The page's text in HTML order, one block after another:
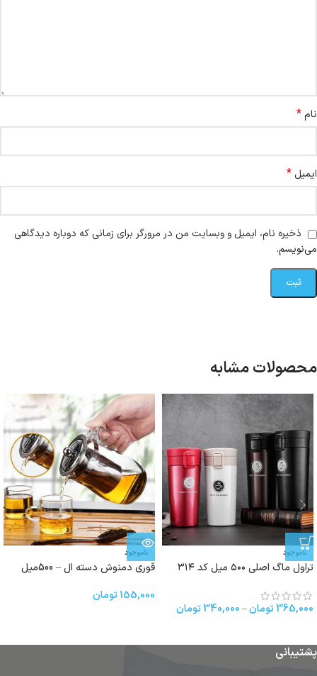
نام*
ایمیل *
ذخیره نام، ایمیل و وبسایت من در مرورگر برای زمانی که دوباره دیدگاهی
می‌نویسم.
محصولات مشابه
ناموجود
تراول ماگ اصلی ۵۰۰ میل کد ۳۱۴
365,000تومان–
340,000تومان
ناموجود
قوری دمنوش دسته ال – 500میل
155,000تومان
پشتیبانی